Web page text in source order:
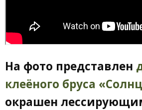
На фото представлен
клеёного бруса
окрашен